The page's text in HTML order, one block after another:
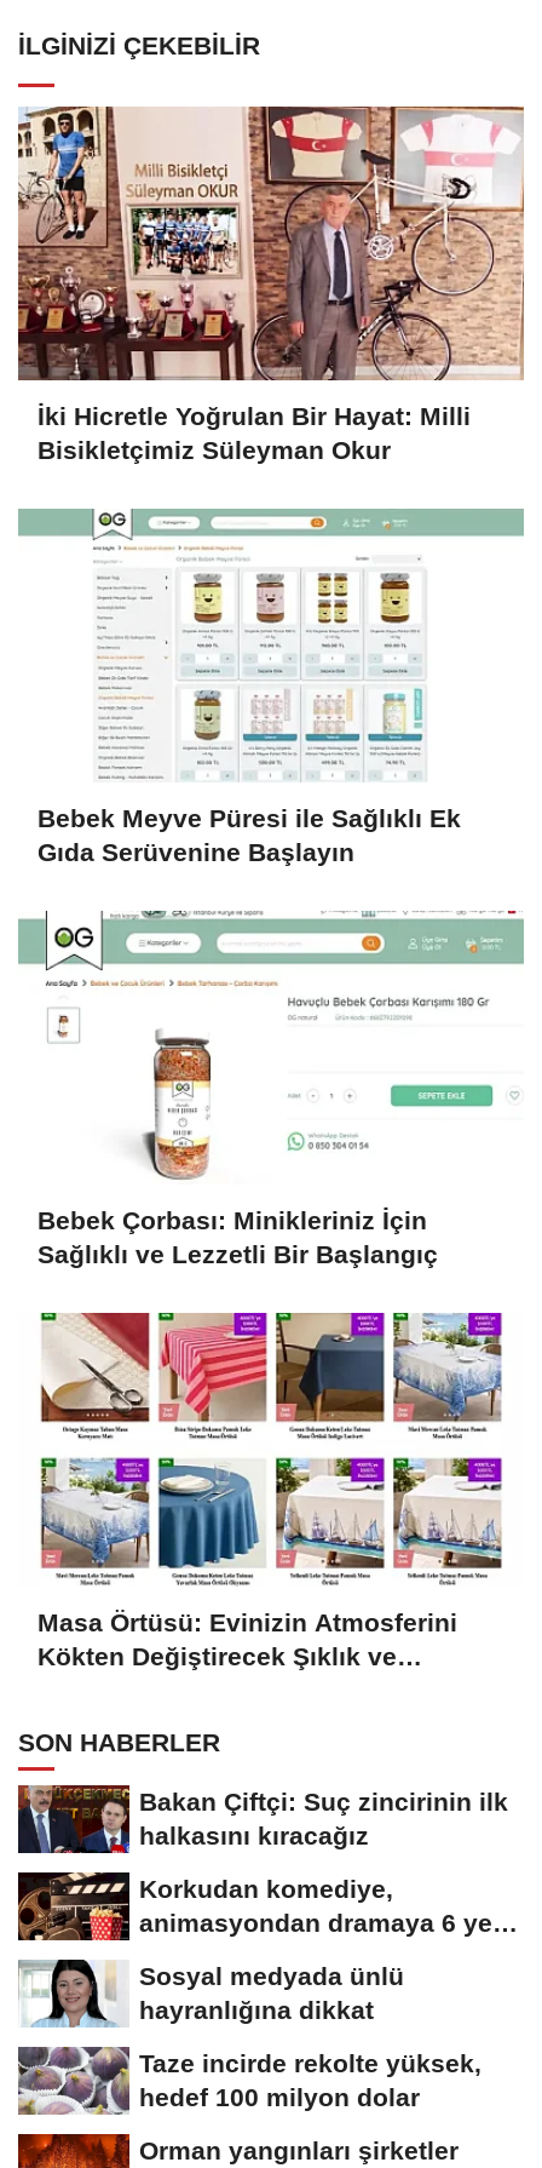
İLGINIZI ÇEKEBILIR
İki Hicretle Yoğrulan Bir Hayat: Milli
Bisikletçimiz Süleyman Okur
Bebek Meyve Püresi ile Sağlıklı Ek
Gıda Serüvenine Başlayın
Bebek Çorbası: Minikleriniz İçin
Sağlıklı ve Lezzetli Bir Başlangıç
Masa Örtüsü: Evinizin Atmosferini
Kökten Değiştirecek Şıklık ve
SON HABERLER
Bakan Çiftçi: Suç zincirinin ilk
halkasını kıracağız
Korkudan komediye,
animasyondan dramaya 6 yeni
Sosyal medyada ünlü
hayranlığına dikkat
Taze incirde rekolte yüksek,
hedef 100 milyon dolar
Orman yangınları şirketler